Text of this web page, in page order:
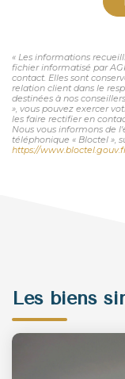
« Les informations
fichier informatisé par
contact. Elles sont
relation client dans le
destinées à nos
», vous pouvez exercer
les faire rectifier en
Nous vous informons de
téléphonique « Bloctel »,
https://
Les biens